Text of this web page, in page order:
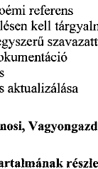
referens
kell
ű
aktualizálása